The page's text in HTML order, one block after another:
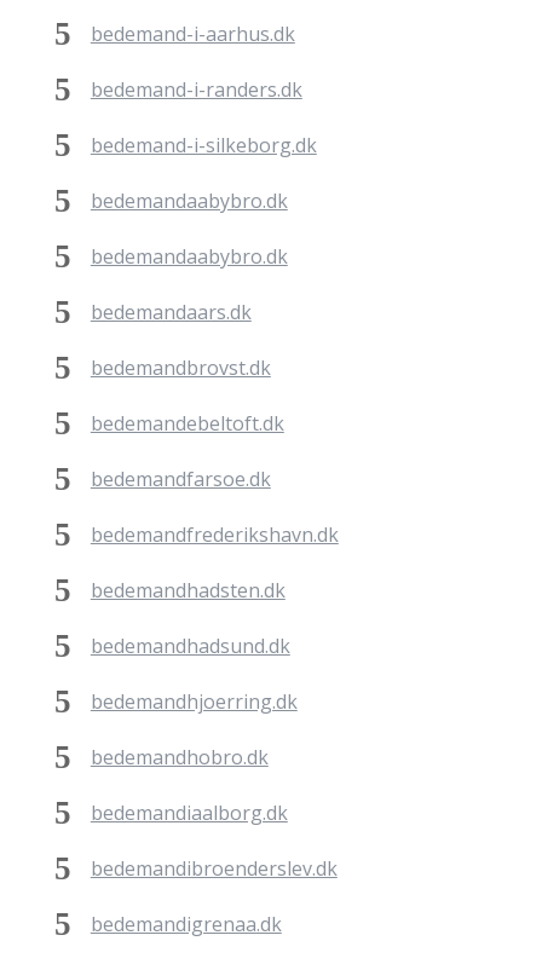
bedemand-i-aarhus.dk
bedemand-i-randers.dk
bedemand-i-silkeborg.dk
bedemandaabybro.dk
bedemandaabybro.dk
bedemandaars.dk
bedemandbrovst.dk
bedemandebeltoft.dk
bedemandfarsoe.dk
bedemandfrederikshavn.dk
bedemandhadsten.dk
bedemandhadsund.dk
bedemandhjoerring.dk
bedemandhobro.dk
bedemandiaalborg.dk
bedemandibroenderslev.dk
bedemandigrenaa.dk